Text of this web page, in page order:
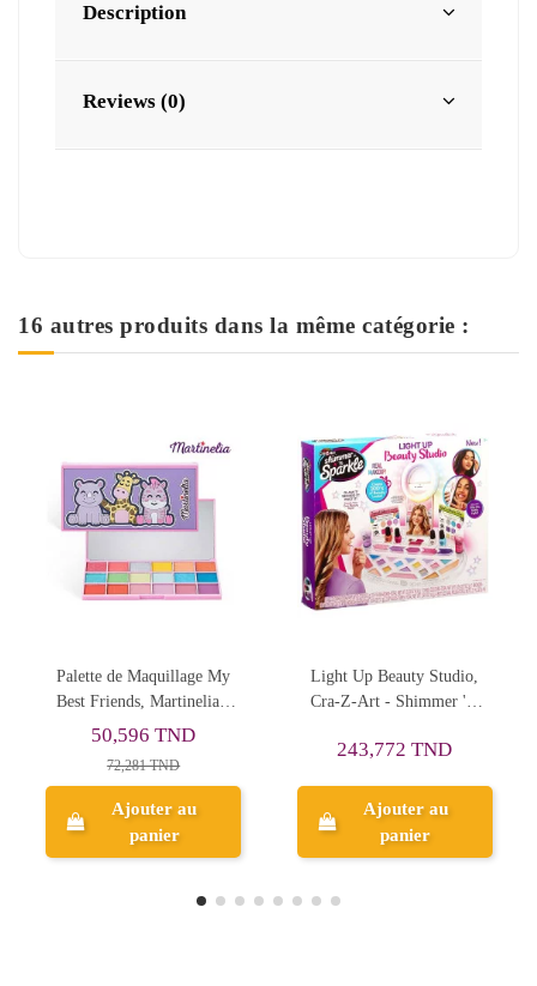
Description
Reviews (0)
16 autres produits dans la même catégorie :
Light Up Beauty Studio,
Cra-Z-Art - Shimmer 'N
Sparkle
243,772 TND
Ajouter au
panier
Palette de Maquillage Coeur
You Rock, Martinelia -
Ajouter au
panier